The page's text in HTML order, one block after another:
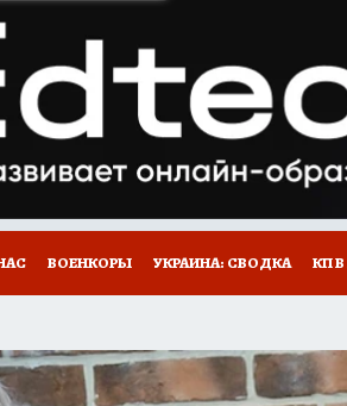
РАБОТА У НАС ГИД
ВОЕНКОРЫ УКРАИНА: СВОДКА КП